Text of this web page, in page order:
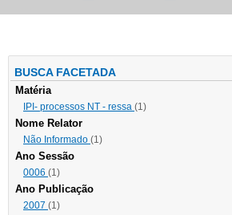
BUSCA FACETADA
Matéria
IPI- processos NT - ressa (1)
Nome Relator
Não Informado (1)
Ano Sessão
0006 (1)
Ano Publicação
2007 (1)